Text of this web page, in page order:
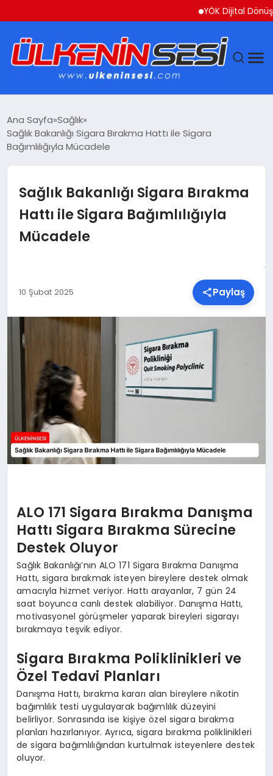
YÖK Dijital Dönüşüm
EKONOMI
MAGAZIN
SAĞLIK
SPOR
TEKNOLOJI
YAŞAM
MALATYA HABERLERI
Ana Sayfa Sağlık
Sağlık Bakanlığı Sigara Bırakma Hattı ile Sigara
Bağımlılığıyla Mücadele
Sağlık Bakanlığı Sigara Bırakma
Hattı ile Sigara Bağımlılığıyla
Mücadele
10 Şubat 2025 Paylaş
ALO 171 Sigara Bırakma Danışma
Hattı Sigara Bırakma Sürecine
Destek Oluyor
Sağlık Bakanlığı’nın ALO 171 Sigara Bırakma Danışma
Hattı, sigara bırakmak isteyen bireylere destek olmak
amacıyla hizmet veriyor. Hattı arayanlar, 7 gün 24
saat boyunca canlı destek alabiliyor. Danışma Hattı,
motivasyonel görüşmeler yaparak bireyleri sigarayı
bırakmaya teşvik ediyor.
Sigara Bırakma Poliklinikleri ve
Özel Tedavi Planları
Danışma Hattı, bırakma kararı alan bireylere nikotin
bağımlılık testi uygulayarak bağımlılık düzeyini
belirliyor. Sonrasında ise kişiye özel sigara bırakma
planları hazırlanıyor. Ayrıca, sigara bırakma poliklinikleri
de sigara bağımlılığından kurtulmak isteyenlere destek
oluyor.